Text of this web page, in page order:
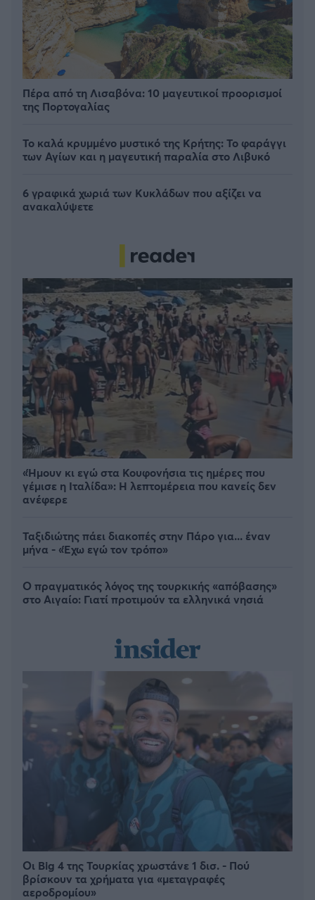
Πέρα από τη Λισαβόνα: 10 μαγευτικοί προορισμοί
της Πορτογαλίας
Το καλά κρυμμένο μυστικό της Κρήτης: Το φαράγγι
των Αγίων και η μαγευτική παραλία στο Λιβυκό
6 γραφικά χωριά των Κυκλάδων που αξίζει να
ανακαλύψετε
«Ήμουν κι εγώ στα Κουφονήσια τις ημέρες που
γέμισε η Ιταλίδα»: Η λεπτομέρεια που κανείς δεν
ανέφερε
Ταξιδιώτης πάει διακοπές στην Πάρο για... έναν
μήνα - «Έχω εγώ τον τρόπο»
Ο πραγματικός λόγος της τουρκικής «απόβασης»
στο Αιγαίο: Γιατί προτιμούν τα ελληνικά νησιά
Οι Big 4 της Τουρκίας χρωστάνε 1 δισ. - Πού
βρίσκουν τα χρήματα για «μεταγραφές
αεροδρομίου»